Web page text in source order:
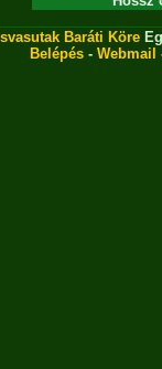
Baráti Köre
Belépés - Webmail